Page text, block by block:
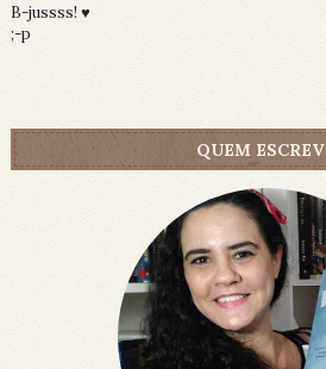
B-jussss! ♥
;-p
QUEM